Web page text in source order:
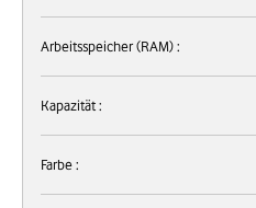
Arbeitsspeicher (RAM) :
Kapazität :
Farbe :